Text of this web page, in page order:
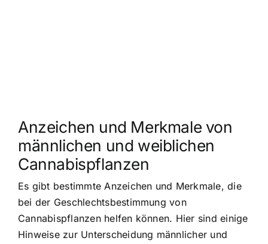
Anzeichen und Merkmale von
männlichen und weiblichen
Cannabispflanzen
Es gibt bestimmte Anzeichen und Merkmale, die
bei der Geschlechtsbestimmung von
Cannabispflanzen helfen können. Hier sind einige
Hinweise zur Unterscheidung männlicher und